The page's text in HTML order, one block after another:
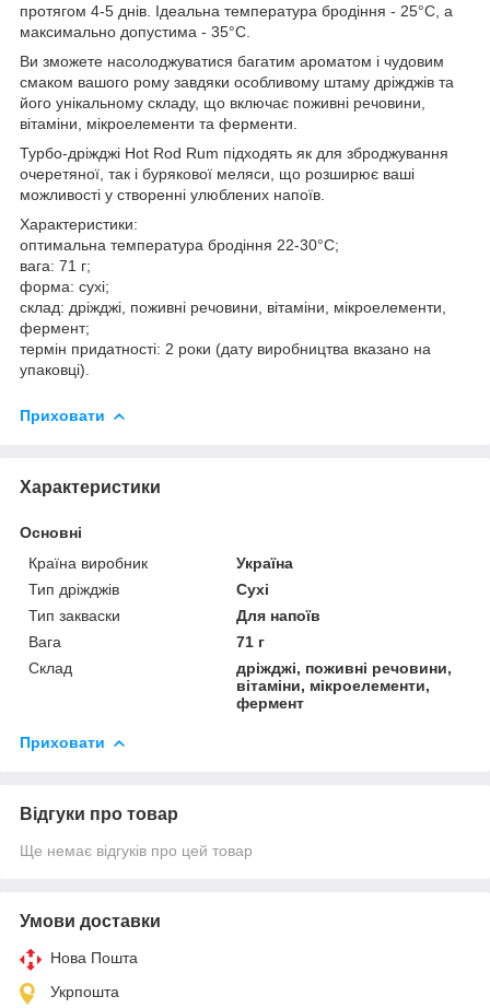
протягом 4-5 днів. Ідеальна температура бродіння - 25°С, а
максимально допустима - 35°С.
Ви зможете насолоджуватися багатим ароматом і чудовим
смаком вашого рому завдяки особливому штаму дріжджів та
його унікальному складу, що включає поживні речовини,
вітаміни, мікроелементи та ферменти.
Турбо-дріжджі Hot Rod Rum підходять як для зброджування
очеретяної, так і бурякової меляси, що розширює ваші
можливості у створенні улюблених напоїв.
Характеристики:
оптимальна температура бродіння 22-30°C;
вага: 71 г;
форма: сухі;
склад: дріжджі, поживні речовини, вітаміни, мікроелементи,
фермент;
термін придатності: 2 роки (дату виробництва вказано на
упаковці).
Приховати
Характеристики
Основні
Країна виробник
Україна
Тип дріжджів
Сухі
Тип закваски
Для напоїв
Вага
71 г
Склад
дріжджі, поживні речовини,
вітаміни, мікроелементи,
фермент
Приховати
Відгуки про товар
Ще немає відгуків про цей товар
Умови доставки
Нова Пошта
Укрпошта